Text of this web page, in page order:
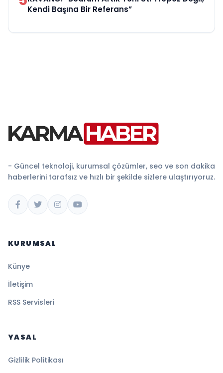
Kendi Başına Bir Referans”
- Güncel teknoloji, kurumsal çözümler, seo ve son dakika
haberlerini tarafsız ve hızlı bir şekilde sizlere ulaştırıyoruz.
KURUMSAL
Künye
İletişim
RSS Servisleri
YASAL
Gizlilik Politikası